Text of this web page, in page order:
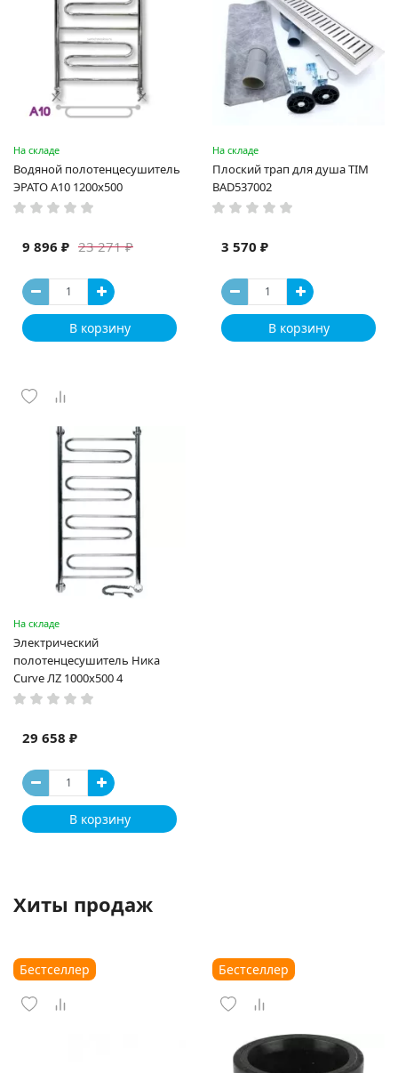
На складе
Водяной полотенцесушитель
ЭРАТО А10 1200x500
23 271 ₽
9 896 ₽
В корзину
На складе
Плоский трап для душа TIM
BAD537002
3 570 ₽
В корзину
На складе
Электрический
полотенцесушитель Ника
Curve ЛZ 1000x500 4
29 658 ₽
В корзину
Хиты продаж
Бестселлер Бестселлер